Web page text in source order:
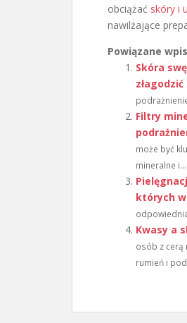
obciążać skóry i
nawilżające
Powiązane
Skóra
Filtry
może być
mineralne i...
których
Kwasy a
osób z cerą
rumień i